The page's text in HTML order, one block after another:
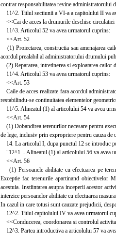
contrar responsabilitatea revine administratorului
11^2. Titlul sectiunii a VI-a a capitolului II va
<<Cai de acces la drumurile deschise
11^3. Articolul 52 va avea urmatorul cuprins:
<<Art. 52
(1) Proiectarea, constructia sau amenajarea
acordul prealabil al administratorului drumului
(2) Repararea, intretinerea si exploatarea cailor
11^4. Articolul 53 va avea urmatorul cuprins:
<<Art. 53
Caile de acces realizate fara acordul
restabilindu-se continuitatea elementelor
11^5. Alineatul (1) al articolului 54 va avea
<<Art. 54
(1) Dobandirea terenurilor necesare pentru
de lege, inclusiv prin expropriere pentru cauza
14. La articolul I, dupa punctul 12 se introduc
"12^1. - Alineatul (1) al articolului 56 va avea
<<Art. 56
(1) Persoanele abilitate cu efectuarea pe
Exceptie fac terenurile apartinand obiectivelor
acestuia. Instiintarea asupra inceperii acestor
interzice persoanelor abilitate cu efectuarea
In cazul in care totusi sunt cauzate prejudicii,
12^2. Titlul capitolului IV va avea urmatorul
<<Conducerea, coordonarea si controlul
12^3. Partea introductiva a articolului 57 va